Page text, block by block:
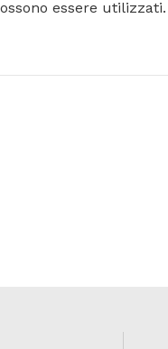
essere utilizzati.